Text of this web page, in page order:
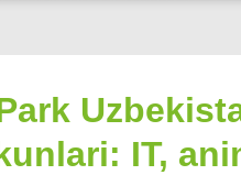
IT,